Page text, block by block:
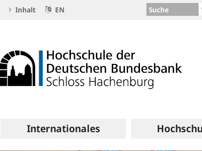
Inhalt EN Suche
Internationales